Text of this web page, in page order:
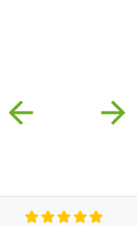
Previous Next